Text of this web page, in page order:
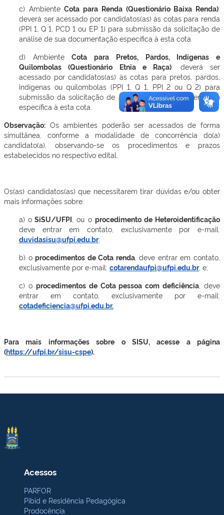
c) AmbienteCota para Renda (Questionário Baixa Renda):
deverá ser acessado por candidatos(as) às cotas para renda
(PPI 1, Q 1, PCD 1 ou EP 1) para submissão da solicitação de
análise de sua documentação específica à esta cota.
d) AmbienteCota para Pretos, Pardos, Indígenas e
Quilombolas (Questionário Etnia e Raça): deverá ser
acessado por candidatos(as) às cotas para pretos, pardos,
indígenas ou quilombolas (PPI 1, Q 1, PPI 2 ou Q 2) para
submissão da solicitação de análise de sua documentação
específica à esta cota.
Observação: Os ambientes poderão ser acessados de forma
simultânea, conforme a modalidade de concorrência do(a)
candidato(a), observando-se os procedimentos e prazos
estabelecidos no respectivo edital.
Os(as) candidatos(as) que necessitarem tirar dúvidas e/ou obter
mais informações sobre:
a) o SiSU/UFPI , ou o procedimento de Heteroidentificação
deve entrar em contato, exclusivamente por e-mail:
duvidasisu@ufpi.edu.br;
b) oprocedimentos de Cota renda, deve entrar em contato,
exclusivamente por e-mail: cotarendaufpi@ufpi.edu.br, e;
c) o procedimentos de Cota pessoa com deficiência , deve
entrar em contato, exclusivamente por e-mail:
cotadeficiencia@ufpi.edu.br.
Para mais informações sobre o SISU, acesse a página
(https://ufpi.br/sisu-cspe).
Acessos
PARFOR
Pibid e Residência Pedagógica
Prodocência